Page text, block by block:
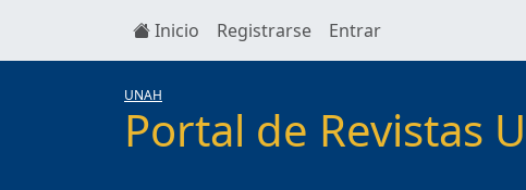
Inicio Registrarse Entrar
UNAH
Portal de Revistas